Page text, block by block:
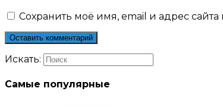
Сохранить моё имя, email и адрес
Искать:
Самые популярные